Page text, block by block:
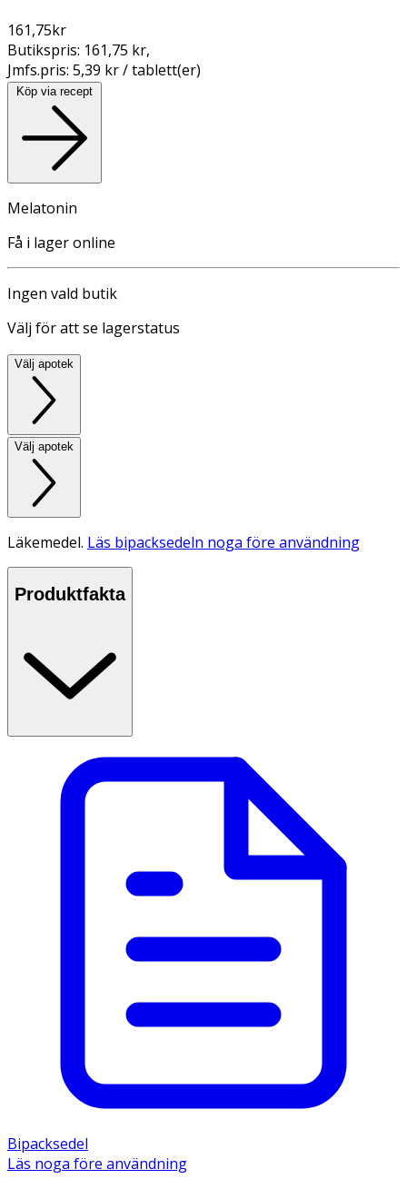
161,75kr
Butikspris: 161,75 kr,
Jmfs.pris: 5,39 kr / tablett(er)
Köp via recept
Melatonin
Få i lager online
Ingen vald butik
Välj för att se lagerstatus
Välj apotek
Välj apotek
Läkemedel. Läs bipacksedeln noga före användning
Produktfakta
Bipacksedel
Läs noga före användning